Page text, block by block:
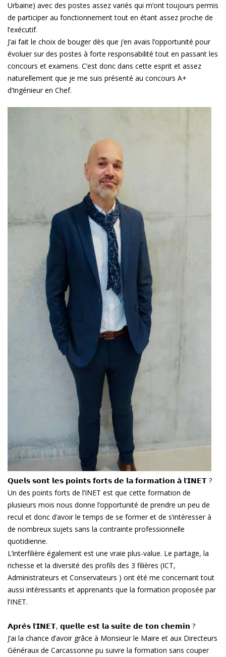
Urbaine) avec des postes assez variés qui m’ont toujours permis
de participer au fonctionnement tout en étant assez proche de
l’exécutif.
J’ai fait le choix de bouger dès que j’en avais l’opportunité pour
évoluer sur des postes à forte responsabilité tout en passant les
concours et examens. C’est donc dans cette esprit et assez
naturellement que je me suis présenté au concours A+
d’Ingénieur en Chef.
𝗤𝘂𝗲𝗹𝘀 𝘀𝗼𝗻𝘁 𝗹𝗲𝘀 𝗽𝗼𝗶𝗻𝘁𝘀 𝗳𝗼𝗿𝘁𝘀 𝗱𝗲 𝗹𝗮 𝗳𝗼𝗿𝗺𝗮𝘁𝗶𝗼𝗻 𝗮̀ 𝗹’𝗜𝗡𝗘𝗧 ?
Un des points forts de l’INET est que cette formation de
plusieurs mois nous donne l’opportunité de prendre un peu de
recul et donc d’avoir le temps de se former et de s’intéresser à
de nombreux sujets sans la contrainte professionnelle
quotidienne.
L’interfilière également est une vraie plus-value. Le partage, la
richesse et la diversité des profils des 3 filières (ICT,
Administrateurs et Conservateurs ) ont été me concernant tout
aussi intéressants et apprenants que la formation proposée par
l’INET.
𝗔𝗽𝗿𝗲̀𝘀 𝗹’𝗜𝗡𝗘𝗧, 𝗾𝘂𝗲𝗹𝗹𝗲 𝗲𝘀𝘁 𝗹𝗮 𝘀𝘂𝗶𝘁𝗲 𝗱𝗲 𝘁𝗼𝗻 𝗰𝗵𝗲𝗺𝗶𝗻 ?
J’ai la chance d’avoir grâce à Monsieur le Maire et aux Directeurs
Généraux de Carcassonne pu suivre la formation sans couper